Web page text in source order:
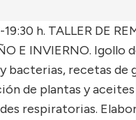
h. TALLER DE
E INVIERNO. Igollo
bacterias, recetas de
de plantas y
respiratorias.